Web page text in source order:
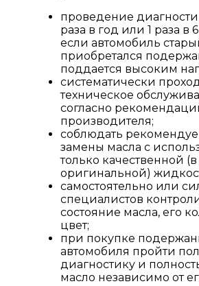
проведение
раза в год или 1 раза в
если автомобиль
приобретался
поддается высоким
систематически
техническое
согласно
производителя;
соблюдать
замены масла с
только качественной
оригинальной)
самостоятельно или
специалистов
состояние масла, его
цвет;
при покупке
автомобиля пройти
диагностику и
масло независимо от